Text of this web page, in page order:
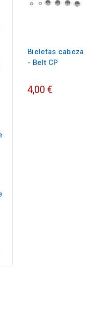
Bieletas cabeza
- Belt CP
4,00 €